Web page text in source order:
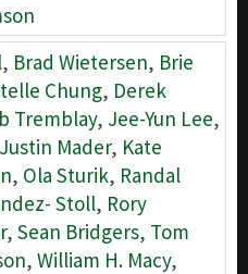
, Brad Wietersen, Brie
Chung, Derek
Tremblay, Jee-Yun Lee,
Justin Mader, Kate
, Ola Sturik, Randal
Stoll, Rory
, Sean Bridgers, Tom
, William H. Macy,